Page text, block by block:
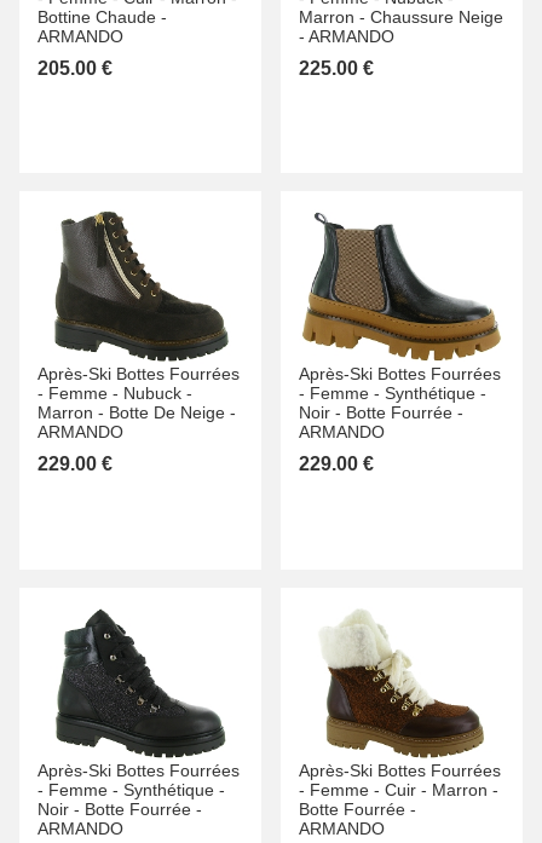
Bottine Chaude -
ARMANDO
205.00 €
Marron - Chaussure Neige
- ARMANDO
225.00 €
Après-Ski Bottes Fourrées
- Femme - Nubuck -
Marron - Botte De Neige -
ARMANDO
229.00 €
Après-Ski Bottes Fourrées
- Femme - Synthétique -
Noir - Botte Fourrée -
ARMANDO
229.00 €
Après-Ski Bottes Fourrées
- Femme - Synthétique -
Noir - Botte Fourrée -
ARMANDO
Après-Ski Bottes Fourrées
- Femme - Cuir - Marron -
Botte Fourrée -
ARMANDO